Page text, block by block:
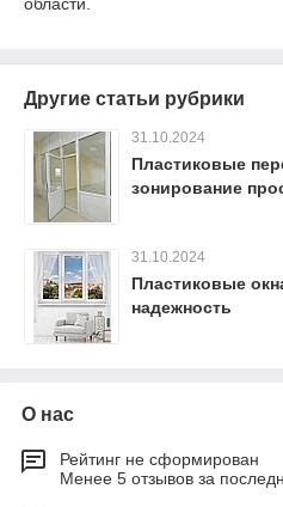
области.
Другие статьи рубрики
31.10.2024
Пластиковые
зонирование
31.10.2024
Пластиковые
надежность
О нас
Рейтинг не сформирован
Менее 5 отзывов за